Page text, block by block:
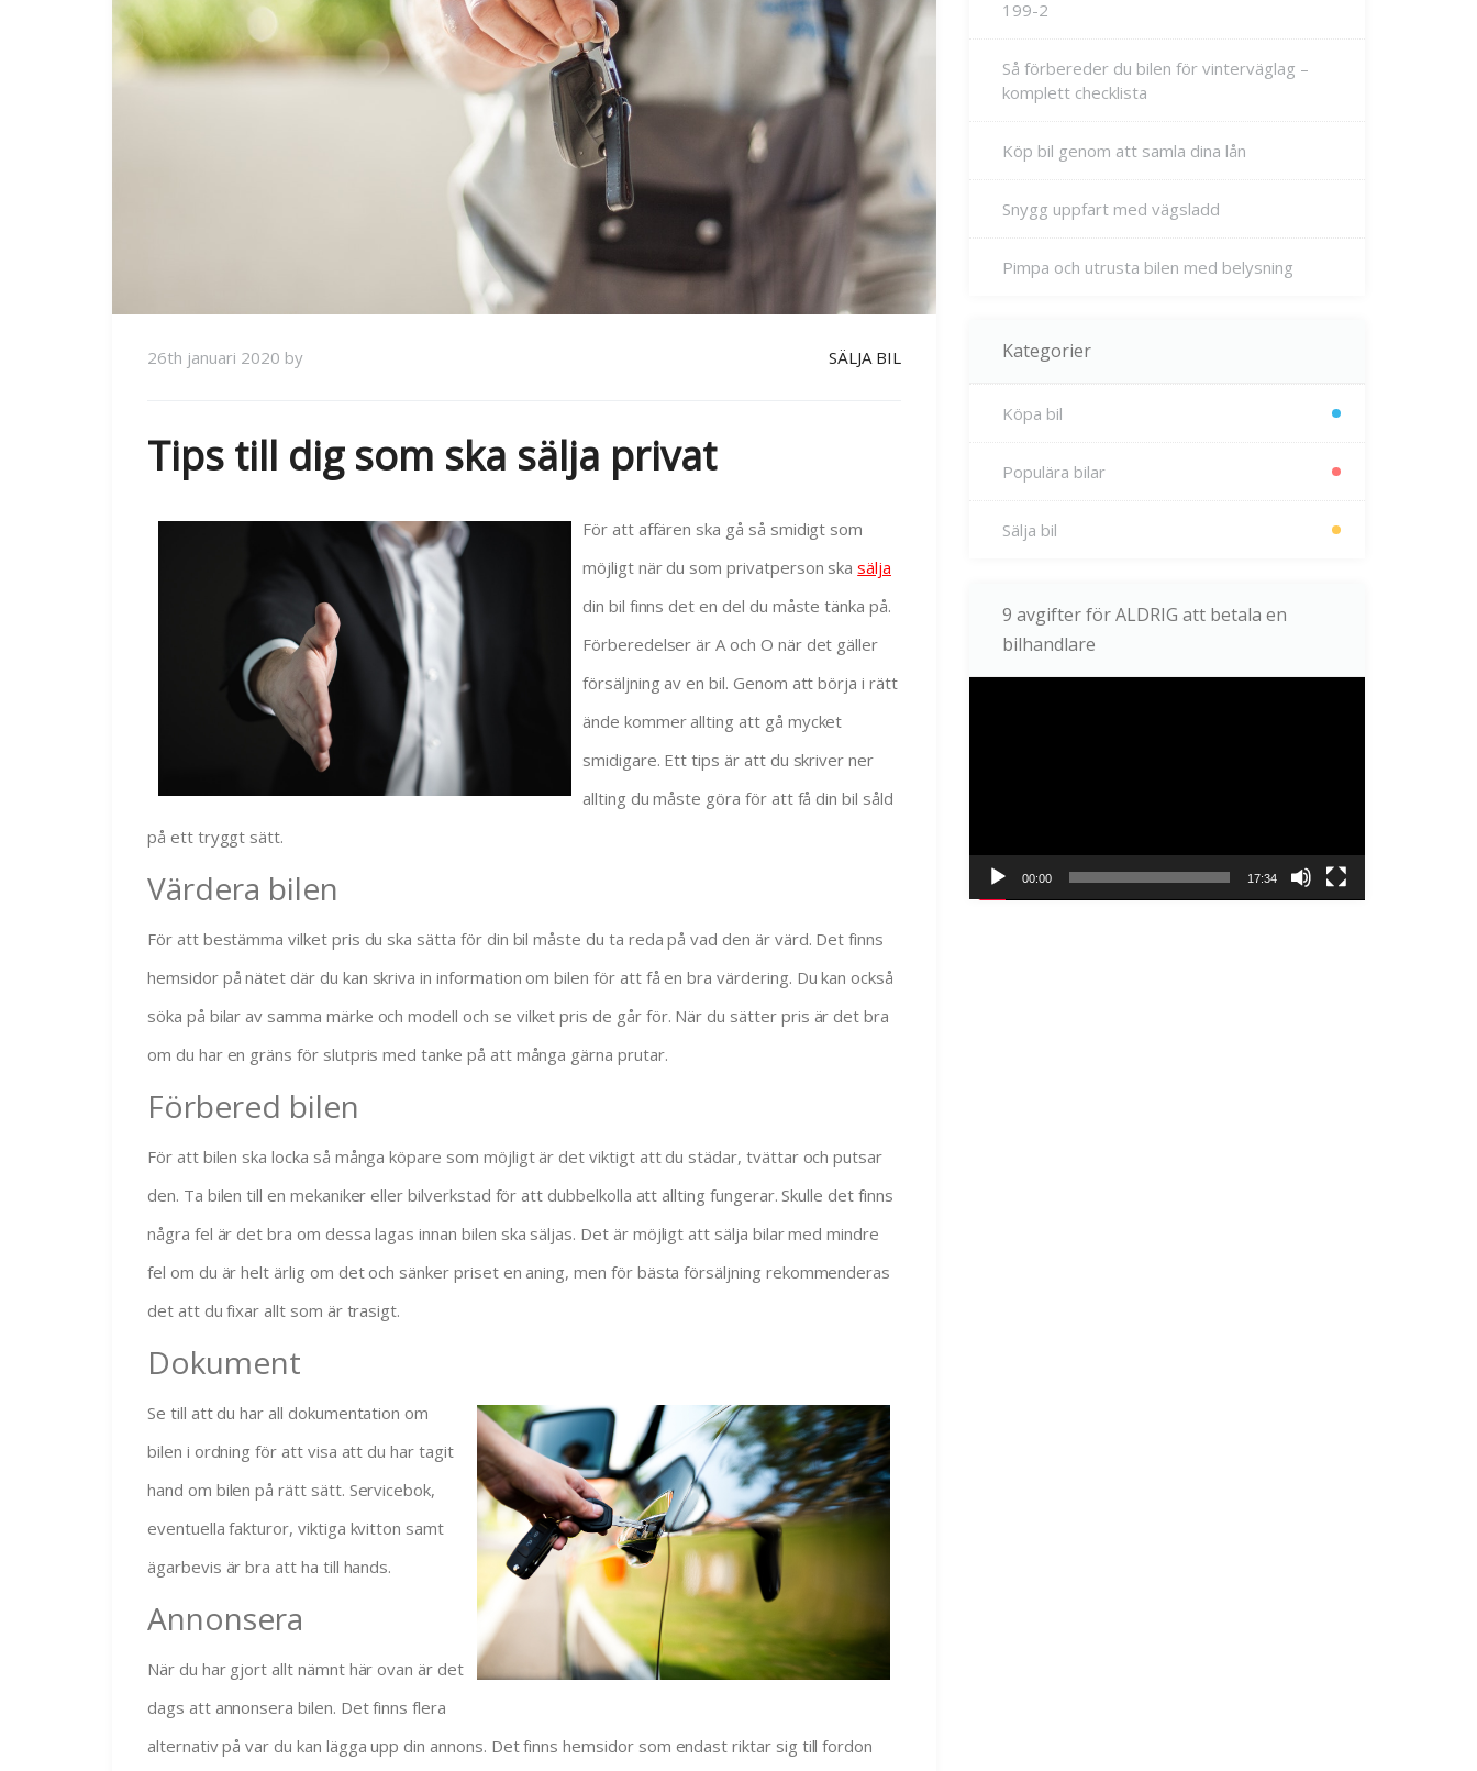
26th januari 2020 by SÄLJA BIL
Tips till dig som ska sälja privat
För att affären ska gå så smidigt som
möjligt när du som privatperson skasälja
din bil finns det en del du måste tänka på.
Förberedelser är A och O när det gäller
försäljning av en bil. Genom att börja i rätt
ände kommer allting att gå mycket
smidigare. Ett tips är att du skriver ner
allting du måste göra för att få din bil såld
på ett tryggt sätt.
Värdera bilen
För att bestämma vilket pris du ska sätta för din bil måste du ta reda på vad den är värd. Det finns
hemsidor på nätet där du kan skriva in information om bilen för att få en bra värdering. Du kan också
söka på bilar av samma märke och modell och se vilket pris de går för. När du sätter pris är det bra
om du har en gräns för slutpris med tanke på att många gärna prutar.
Förbered bilen
För att bilen ska locka så många köpare som möjligt är det viktigt att du städar, tvättar och putsar
den. Ta bilen till en mekaniker eller bilverkstad för att dubbelkolla att allting fungerar. Skulle det finns
några fel är det bra om dessa lagas innan bilen ska säljas. Det är möjligt att sälja bilar med mindre
fel om du är helt ärlig om det och sänker priset en aning, men för bästa försäljning rekommenderas
det att du fixar allt som är trasigt.
Dokument
Se till att du har all dokumentation om
bilen i ordning för att visa att du har tagit
hand om bilen på rätt sätt. Servicebok,
eventuella fakturor, viktiga kvitton samt
ägarbevis är bra att ha till hands.
Annonsera
När du har gjort allt nämnt här ovan är det
dags att annonsera bilen. Det finns flera
alternativ på var du kan lägga upp din annons. Det finns hemsidor som endast riktar sig till fordon
199-2
Så förbereder du bilen för vinterväglag –
komplett checklista
Köp bil genom att samla dina lån
Snygg uppfart med vägsladd
Pimpa och utrusta bilen med belysning
Kategorier
Köpa bil
Populära bilar
Sälja bil
9 avgifter för ALDRIG att betala en
bilhandlare
00:00 17:34